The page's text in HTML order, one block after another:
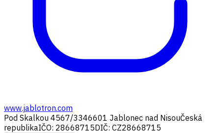
www.jablotron.com
Pod Skalkou 4567/3346601 Jablonec nad NisouČeská
republikaIČO: 28668715DIČ: CZ28668715